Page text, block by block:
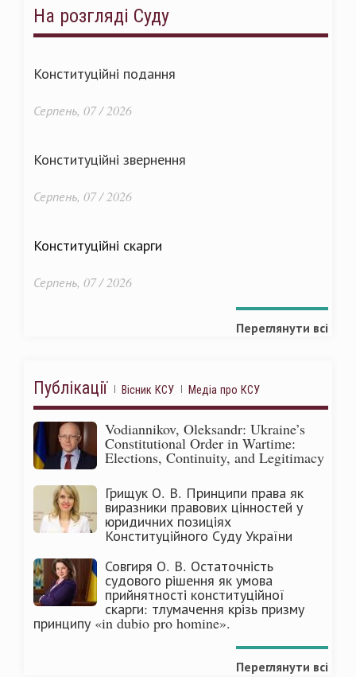
На розгляді Суду
Конституційні подання
Серпень, 07 / 2026
Конституційні звернення
Серпень, 07 / 2026
Конституційні скарги
Серпень, 07 / 2026
Переглянути всі
Публікації Вісник КСУ Медіа про КСУ
Vodiannikov, Oleksandr: Ukraine’s
Constitutional Order in Wartime:
Elections, Continuity, and Legitimacy
Грищук О. В. Принципи права як
виразники правових цінностей у
юридичних позиціях
Конституційного Суду України
Совгиря О. В. Остаточність
судового рішення як умова
прийнятності конституційної
скарги: тлумачення крізь призму
принципу «in dubio pro homine».
Переглянути всі